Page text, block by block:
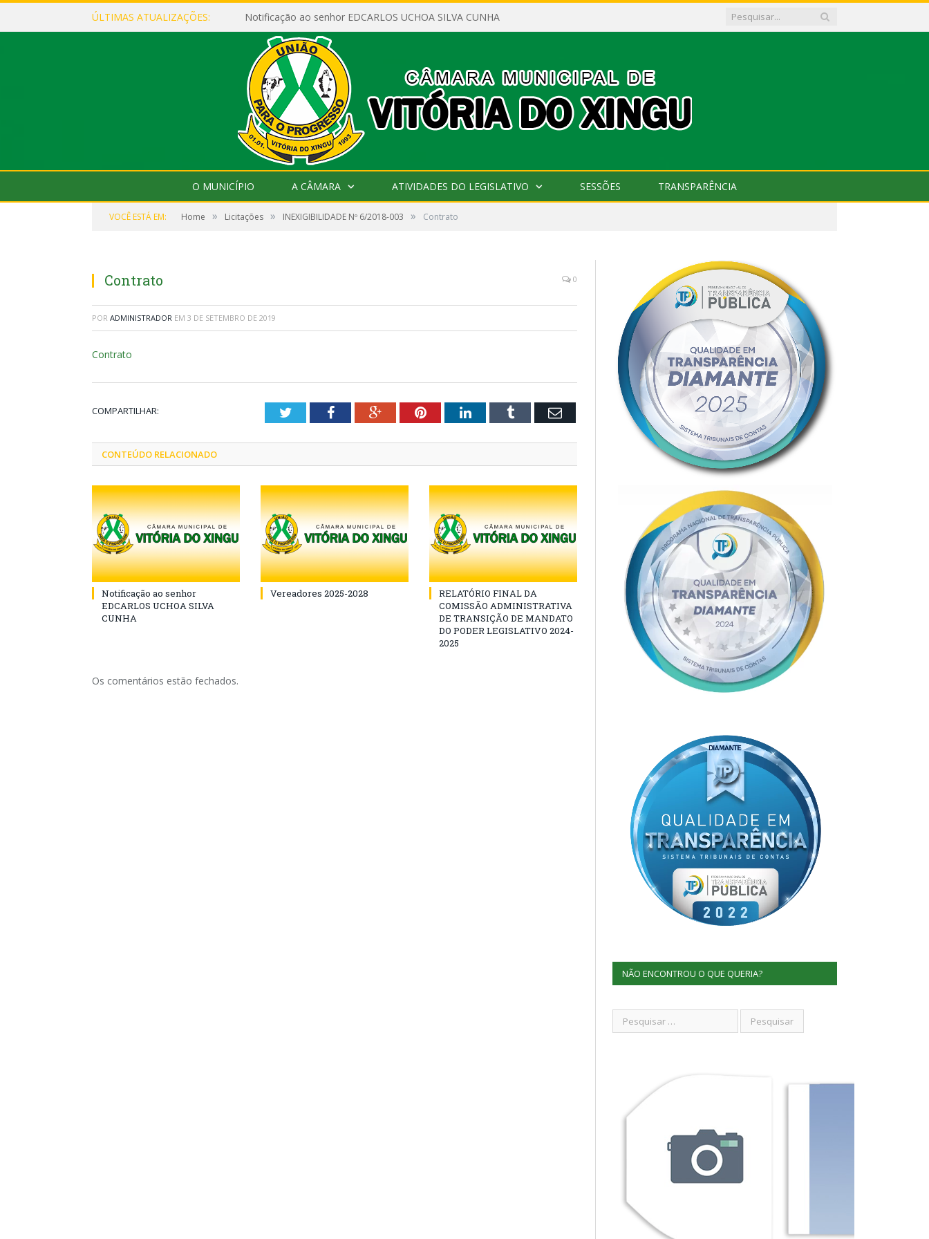
ÚLTIMAS ATUALIZAÇÕES: Notificação ao senhor EDCARLOS UCHOA SILVA CUNHA
O MUNICÍPIO A CÂMARA ATIVIDADES DO LEGISLATIVO SESSÕES TRANSPARÊNCIA
VOCÊ ESTÁ EM: Home » Licitações » INEXIGIBILIDADE Nº 6/2018-003 » Contrato
Contrato 0
POR ADMINISTRADOR EM 3 DE SETEMBRO DE 2019
Contrato
COMPARTILHAR: TwitterFacebookGoogle+PinterestLinkedInTumblr Email
CONTEÚDO RELACIONADO
Notificação ao senhor
EDCARLOS UCHOA SILVA
CUNHA
Vereadores 2025-2028
RELATÓRIO FINAL DA
COMISSÃO ADMINISTRATIVA
DE TRANSIÇÃO DE MANDATO
DO PODER LEGISLATIVO 2024-
2025
Os comentários estão fechados.
NÃO ENCONTROU O QUE QUERIA?